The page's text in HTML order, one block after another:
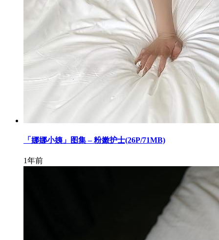
「娜娜小姨」图集 – 粉嫩护士(26P/71MB)
1年前